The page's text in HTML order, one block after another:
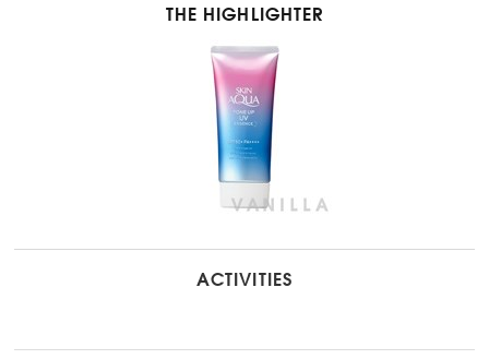
THE HIGHLIGHTER
ACTIVITIES